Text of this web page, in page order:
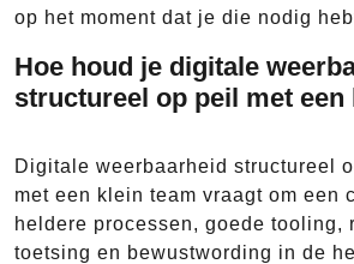
op het moment dat je die nodig
Hoe houd je digitale
structureel op peil met een
Digitale weerbaarheid structureel
met een klein team vraagt om een
heldere processen, goede tooling,
toetsing en bewustwording in de